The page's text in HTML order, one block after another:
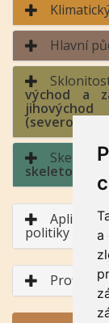
a
Hlavní
východ a
skeletovitá /
Aplikace
politiky
Profil